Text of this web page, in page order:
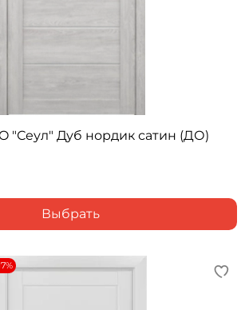
ДВЕРИ ALBERO "Сеул" Дуб нордик сатин (ДО)
Выбрать